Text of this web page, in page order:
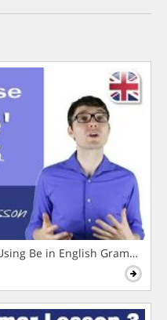
Be in English Grammar